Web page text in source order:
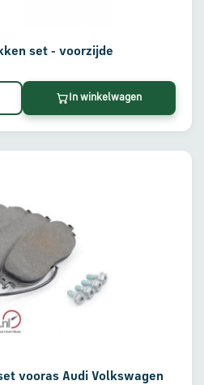
set - voorzijde
In winkelwagen
vooras Audi Volkswagen